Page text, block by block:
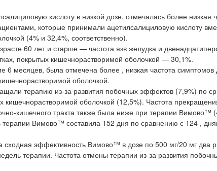
кислоту в низкой дозе, отмечалась более низкая
которые принимали ацетилсалициловую кислоту
(4% и 32,4%, соответственно).
60 лет и старше — частота язв желудка и
покрытых кишечнорастворимой оболочкой — 30,1%.
месяцев, была отмечена более , низкая частота
оболочкой.
терапию из-за развития побочных эффектов (7,9%) по
кишечнорастворимой оболочкой (12,5%). Частота
кишечного тракта также была ниже при терапии Вимово™
терапии Вимово™ составила 152 дня по сравнению с 124 ,
сходная эффективность Вимово™ в дозе по 500 мг/20 мг два
терапии. Частота отмены терапии из-за развития